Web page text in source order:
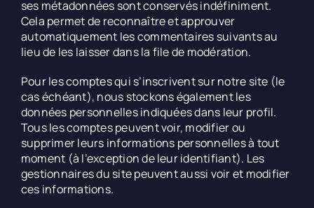
ses métadonnées sont conservés indéfiniment.
Cela permet de reconnaître et approuver
automatiquement les commentaires suivants au
lieu de les laisser dans la file de modération.
Pour les comptes qui s’inscrivent sur notre site (le
cas échéant), nous stockons également les
données personnelles indiquées dans leur profil.
Tous les comptes peuvent voir, modifier ou
supprimer leurs informations personnelles à tout
moment (à l’exception de leur identifiant). Les
gestionnaires du site peuvent aussi voir et modifier
ces informations.